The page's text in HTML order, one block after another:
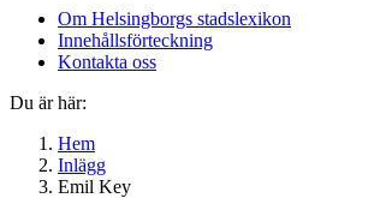
Om Helsingborgs stadslexikon
Innehållsförteckning
Kontakta oss
Du är här:
Hem
Inlägg
Emil Key